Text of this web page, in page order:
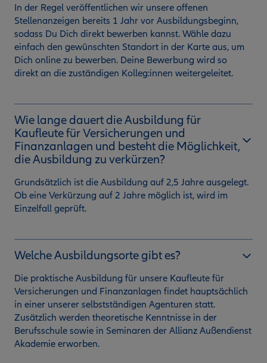
In der Regel veröffentlichen wir unsere offenen
Stellenanzeigen bereits 1 Jahr vor Ausbildungsbeginn,
sodass Du Dich direkt bewerben kannst. Wähle dazu
einfach den gewünschten Standort in der Karte aus, um
Dich online zu bewerben. Deine Bewerbung wird so
direkt an die zuständigen Kolleg:innen weitergeleitet.
Wie lange dauert die Ausbildung für
Kaufleute für Versicherungen und
Finanzanlagen und besteht die Möglichkeit,
die Ausbildung zu verkürzen?
Grundsätzlich ist die Ausbildung auf 2,5 Jahre ausgelegt.
Ob eine Verkürzung auf 2 Jahre möglich ist, wird im
Einzelfall geprüft.
Welche Ausbildungsorte gibt es?
Die praktische Ausbildung für unsere Kaufleute für
Versicherungen und Finanzanlagen findet hauptsächlich
in einer unserer selbstständigen Agenturen statt.
Zusätzlich werden theoretische Kenntnisse in der
Berufsschule sowie in Seminaren der Allianz Außendienst
Akademie erworben.